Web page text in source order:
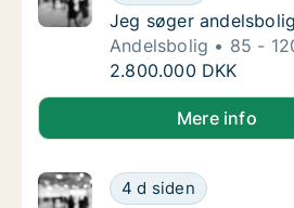
Jeg søger
Jeg søger
Andelsbolig
85 -
Jeg søger
2.800.000 DKK
Jeg søger andelsbolig i
Mere info
Helen søger
4 d siden